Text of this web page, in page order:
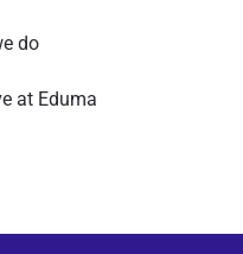
do
at Eduma